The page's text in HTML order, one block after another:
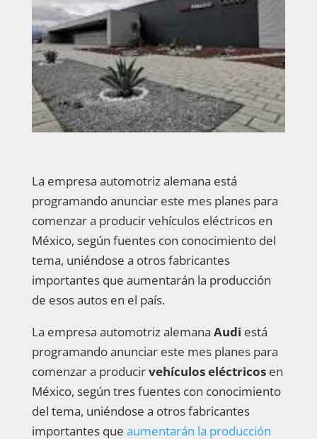
La empresa automotriz alemana está
programando anunciar este mes planes para
comenzar a producir vehículos eléctricos en
México, según fuentes con conocimiento del
tema, uniéndose a otros fabricantes
importantes que aumentarán la producción
de esos autos en el país.
La empresa automotriz alemana Audi está
programando anunciar este mes planes para
comenzar a producirvehículos eléctricosen
México, según tres fuentes con conocimiento
del tema, uniéndose a otros fabricantes
importantes que aumentarán la producción